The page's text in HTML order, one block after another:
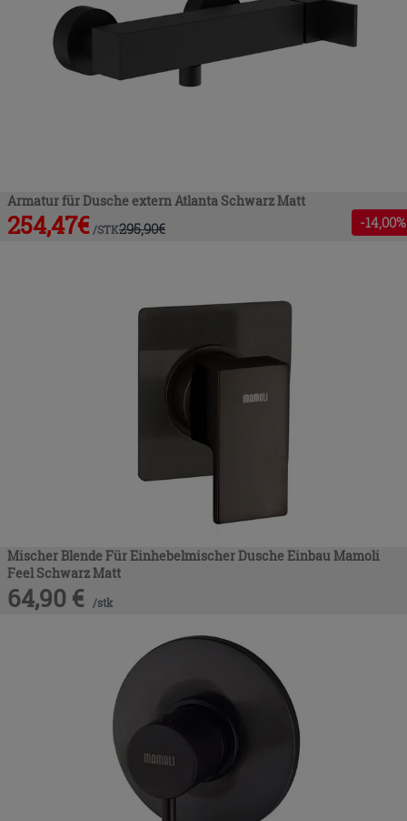
Armatur für Dusche extern Atlanta Schwarz Matt
254,47€ /STK295,90€ -14,00%
Mischer Blende Für Einhebelmischer Dusche Einbau Mamoli
Feel Schwarz Matt
64,90 € /stk